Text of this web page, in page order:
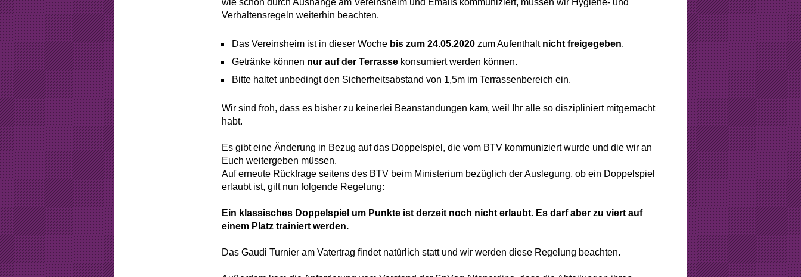
Beschlüsse
Arbeitsstunden
Formulare
Sponsoring
Mannschaften
Spielerbörse
Turniere
Ballmaschine
wie schon durch Aushänge am Vereinsheim und Emails kommuniziert, müssen wir Hygiene- und
Verhaltensregeln weiterhin beachten.
Das Vereinsheim ist in dieser Woche bis zum 24.05.2020 zum Aufenthalt nicht freigegeben.
Getränke können nur auf der Terrasse konsumiert werden können.
Bitte haltet unbedingt den Sicherheitsabstand von 1,5m im Terrassenbereich ein.
Wir sind froh, dass es bisher zu keinerlei Beanstandungen kam, weil Ihr alle so diszipliniert mitgemacht
habt.
Es gibt eine Änderung in Bezug auf das Doppelspiel, die vom BTV kommuniziert wurde und die wir an
Euch weitergeben müssen.
Auf erneute Rückfrage seitens des BTV beim Ministerium bezüglich der Auslegung, ob ein Doppelspiel
erlaubt ist, gilt nun folgende Regelung:
Ein klassisches Doppelspiel um Punkte ist derzeit noch nicht erlaubt. Es darf aber zu viert auf
einem Platz trainiert werden.
Das Gaudi Turnier am Vatertrag findet natürlich statt und wir werden diese Regelung beachten.